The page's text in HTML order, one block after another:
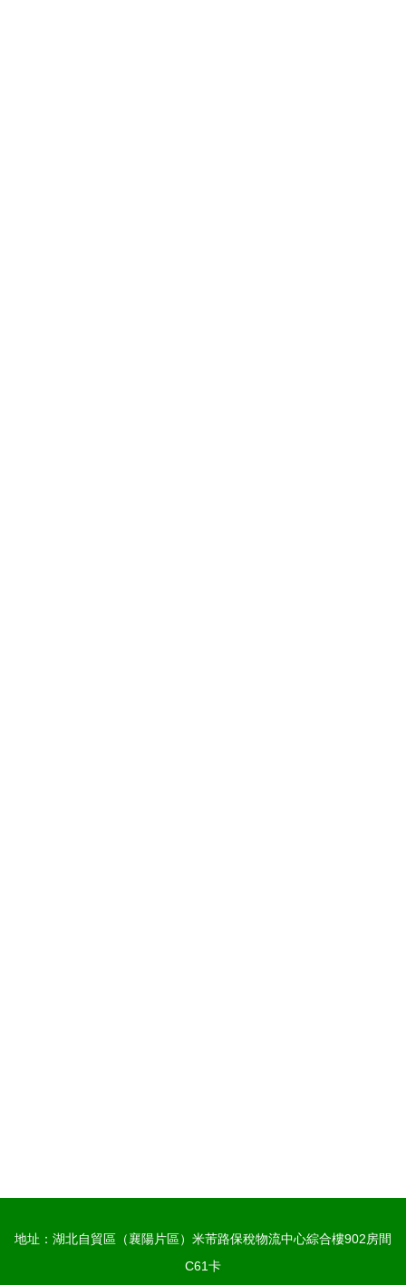
地址：湖北自貿區（襄陽片區）米芾路保稅物流中心綜合樓902房間
C61卡